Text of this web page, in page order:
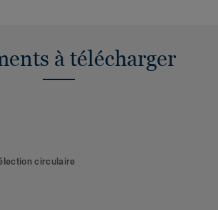
à télécharger
circulaire